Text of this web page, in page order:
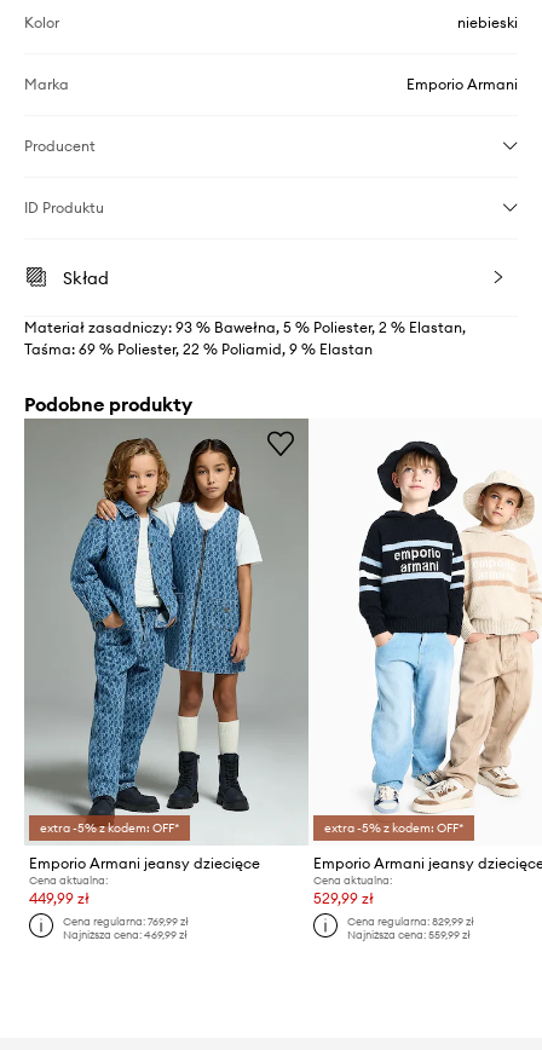
Kolor niebieski
Marka Emporio Armani
Producent
ID Produktu
Skład
Materiał zasadniczy: 93 % Bawełna, 5 % Poliester, 2 % Elastan,
Taśma: 69 % Poliester, 22 % Poliamid, 9 % Elastan
Podobne produkty
extra -5% z kodem: OFF*
Emporio Armani jeansy dziecięce
Cena aktualna:
449,99 zł
Cena regularna:769,99 zł
Najniższa cena:469,99 zł
extra -5% z kodem: OFF*
Emporio Armani jeansy
Cena aktualna:
529,99 zł
Cena regularna: 829,99 zł
Najniższa cena: 559,99 zł